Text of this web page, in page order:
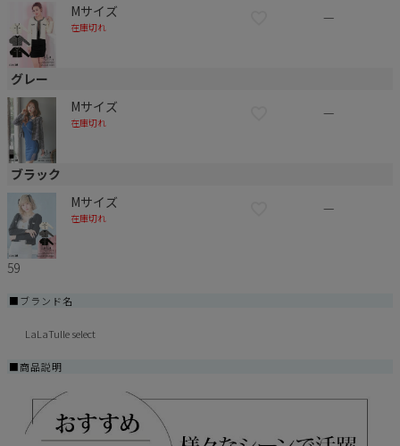
Mサイズ
在庫切れ
—
グレー
Mサイズ
在庫切れ
—
ブラック
Mサイズ
在庫切れ
—
59
■ブランド名
LaLaTulle select
■商品説明